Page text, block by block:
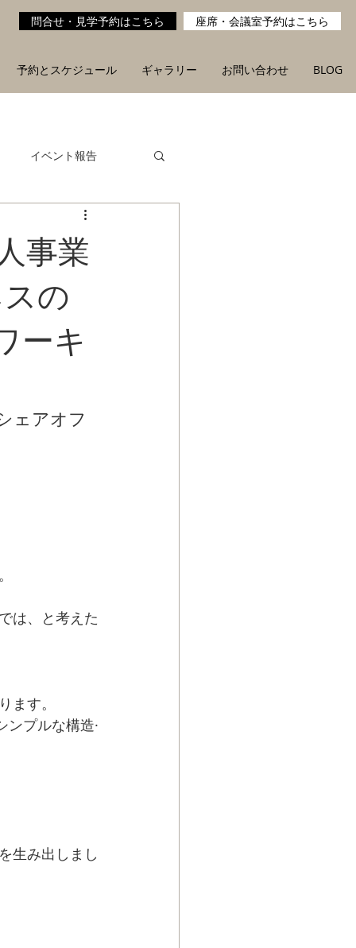
問合せ・見学予約はこちら 座席・会議室予約はこちら
予約とスケジュール ギャラリー お問い合わせ BLOG
イベント報告
事業
の
ーキ
ェアオフ
は、と考えた
す。
プルな構造·
生み出しまし